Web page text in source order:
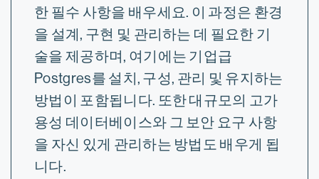
한 필수 사항을 배우세요. 이 과정은 환경
을 설계, 구현 및 관리하는 데 필요한 기
술을 제공하며, 여기에는 기업급
Postgres를 설치, 구성, 관리 및 유지하는
방법이 포함됩니다. 또한 대규모의 고가
용성 데이터베이스와 그 보안 요구 사항
을 자신 있게 관리하는 방법도 배우게 됩
니다.